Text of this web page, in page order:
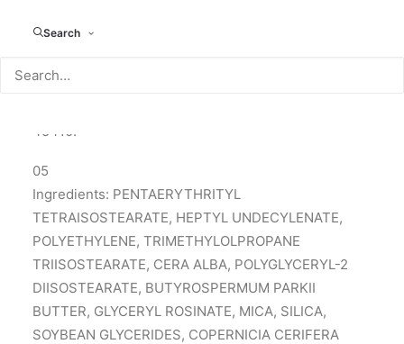
Search
LAUROYL LYSINE, GLYCERYL OLEATE,
TRIGLYCERIDES, TIN OXIDE; +/-: CI 77891, CI 77492,
45410.
05
Ingredients: PENTAERYTHRITYL
TETRAISOSTEARATE, HEPTYL UNDECYLENATE,
POLYETHYLENE, TRIMETHYLOLPROPANE
TRIISOSTEARATE, CERA ALBA, POLYGLYCERYL-2
DIISOSTEARATE, BUTYROSPERMUM PARKII
BUTTER, GLYCERYL ROSINATE, MICA, SILICA,
SOYBEAN GLYCERIDES, COPERNICIA CERIFERA